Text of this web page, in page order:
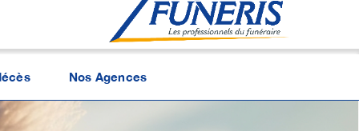
Nos Agences